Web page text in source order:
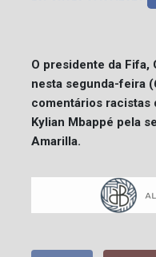
O presidente da Fifa,
nesta segunda-feira
comentários racistas
Kylian Mbappé pela
Amarilla.